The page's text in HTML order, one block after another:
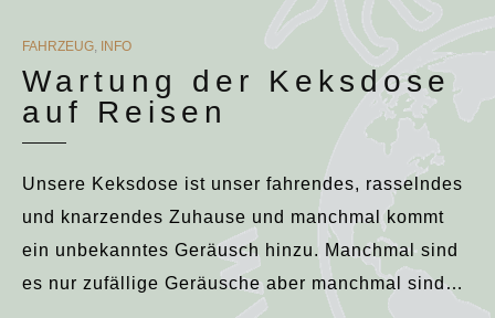
CATEGORIES
FAHRZEUG, INFO
Wartung der Keksdose
auf Reisen
Unsere Keksdose ist unser fahrendes, rasselndes
und knarzendes Zuhause und manchmal kommt
ein unbekanntes Geräusch hinzu. Manchmal sind
es nur zufällige Geräusche aber manchmal sind…